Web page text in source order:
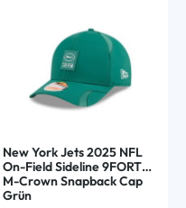
New York Jets 2025 NFL
On-Field Sideline 9FORTY
M-Crown Snapback Cap
Grün